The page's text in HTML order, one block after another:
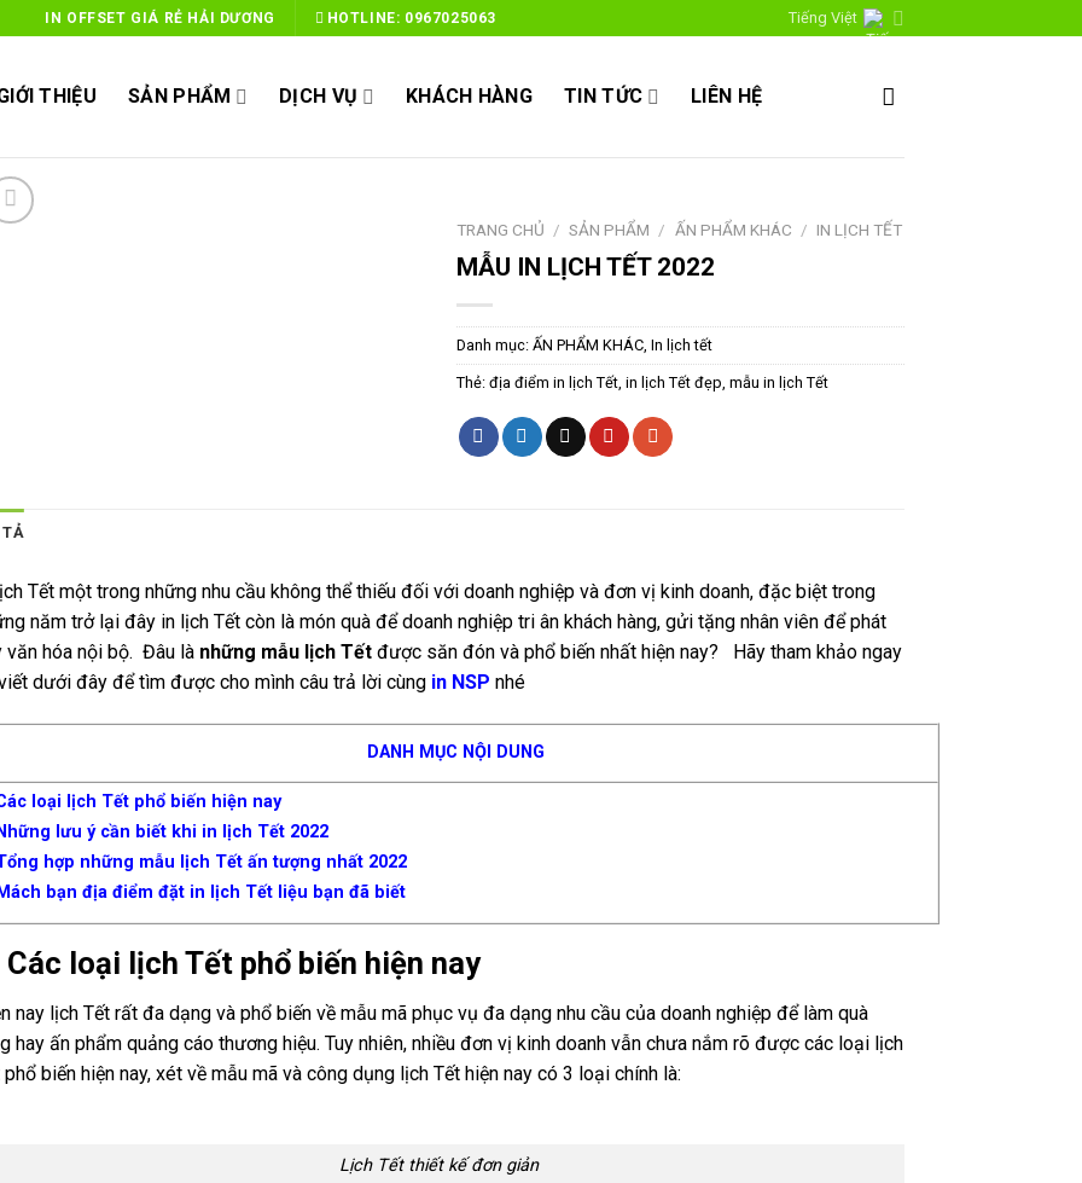
IN OFFSET GIÁ RẺ HẢI DƯƠNG HOTLINE: 0967025063 Tiếng Việt
THIỆU SẢN PHẨM DỊCH VỤ KHÁCH HÀNG TIN TỨC LIÊN HỆ
TRANG CHỦ / SẢN PHẨM / ẤN PHẨM KHÁC / IN LỊCH TẾT
MẪU IN LỊCH TẾT 2022
Danh mục:ẤN PHẨM KHÁC ,In lịch tết
Thẻ:địa điểm in lịch Tết ,in lịch Tết đẹp ,mẫu in lịch Tết
TẢ
Tết một trong những nhu cầu không thể thiếu đối với doanh nghiệp và đơn vị kinh doanh, đặc biệt trong
năm trở lại đây in lịch Tết còn là món quà để doanh nghiệp tri ân khách hàng, gửi tặng nhân viên để phát
văn hóa nội bộ. Đâu là những mẫu lịch Tếtđược săn đón và phổ biến nhất hiện nay? Hãy tham khảo ngay
dưới đây để tìm được cho mình câu trả lời cùng in NSP nhé
DANH MỤC NỘI DUNG
loại lịch Tết phổ biến hiện nay
lưu ý cần biết khi in lịch Tết 2022
hợp những mẫu lịch Tết ấn tượng nhất 2022
bạn địa điểm đặt in lịch Tết liệu bạn đã biết
Các loại lịch Tết phổ biến hiện nay
nay lịch Tết rất đa dạng và phổ biến về mẫu mã phục vụ đa dạng nhu cầu của doanh nghiệp để làm quà
hay ấn phẩm quảng cáo thương hiệu. Tuy nhiên, nhiều đơn vị kinh doanh vẫn chưa nắm rõ được các loại lịch
phổ biến hiện nay, xét về mẫu mã và công dụng lịch Tết hiện nay có 3 loại chính là:
Lịch Tết thiết kế đơn giản